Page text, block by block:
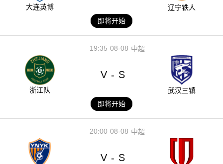
大连英博
辽宁铁人
即将开始
08-08
19:35 中超
浙江队
V - S
武汉三镇
即将开始
08-08
20:00 中超
V - S